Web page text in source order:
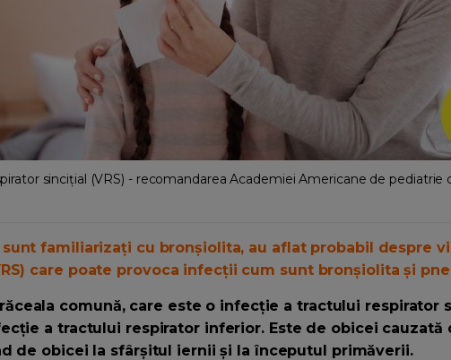
sincițial (VRS) - recomandarea Academiei Americane de pediatrie
familiarizați cu bronșiolita, au aflat probabil despre
care poate provoca infecții cum sunt bronșiolita și
comună, care este o infecție a tractului respirator
a tractului respirator inferior. Este de obicei cauzată
de obicei la sfârșitul iernii și la începutul primăverii.